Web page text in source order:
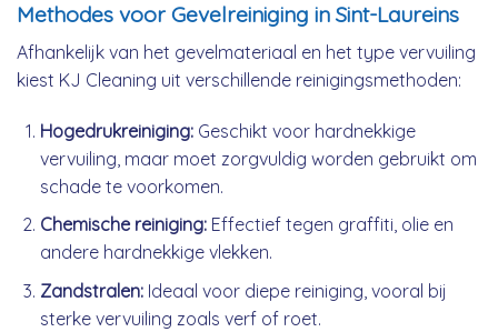
Methodes voor Gevelreiniging in Sint-Laureins
Afhankelijk van het gevelmateriaal en het type vervuiling
kiest KJ Cleaning uit verschillende reinigingsmethoden:
Hogedrukreiniging:Geschikt voor hardnekkige
vervuiling, maar moet zorgvuldig worden gebruikt om
schade te voorkomen.
Chemische reiniging:Effectief tegen graffiti, olie en
andere hardnekkige vlekken.
Zandstralen:Ideaal voor diepe reiniging, vooral bij
sterke vervuiling zoals verf of roet.